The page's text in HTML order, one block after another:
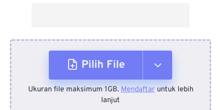
Pilih File
Dari Perangkat
Ukuran file maksimum 1GB.Mendaftaruntuk lebih
lanjut